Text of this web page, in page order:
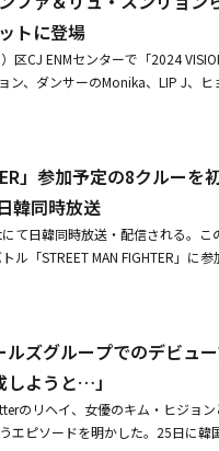
カである米ラスベガスに行って、
露する。10日間のダンスアドベン
として旅に出る。AIKI、LIP J、リ
バイバル番組Mnet「STREET
のダンスブームに火を付けた。グ
していく予定だ。同番組では、K-
今まで経験したことのないスケー
ンサーだけでなく、激しい選抜予
盛り込まれる予定であり、見たこ
の視聴者の五感を刺激する番組と
」シーズン3＆4、「パラ
デューサーのソン・グァンジョン
バルメガクルーたちの息を呑むよ
日にTVINGを通じて第1、2話が
トに登場
区CJ ENMセンターで「2024
ン、ダンサーのMonika、LIP J、
が大賞に！「2023 APAN STAR
」参加予定の8クルー
韓同時放送
にて日韓同時放送・配信される。
ル「STREET MAN FIGHTER」に
分析。ダンサーの目線から各クル
ダンサー21名の最終結果を大公開
か！？ 気になる結果もお見逃し
送・配信！（※韓国放送スタートは
Choi、LEEJUNG LEE、Monika、
同時放送・配信 / 日本語字幕なし
ズグループでのデビュ
ようと…」
のリヘイ、女優のキム・ヒジョ
エピソードを明かした。25日に韓